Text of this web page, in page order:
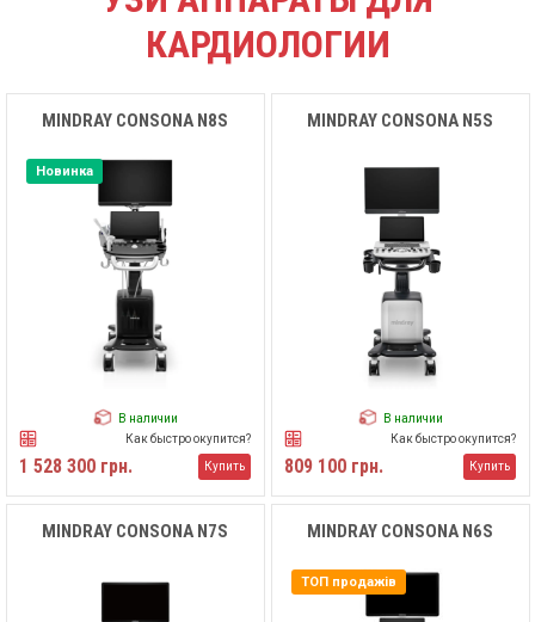
КАРДИОЛОГИИ
MINDRAY CONSONA N8S
Новинка
В наличии
Как быстро окупится?
1 528 300 грн. Купить
MINDRAY CONSONA N5S
В наличии
Как быстро окупится?
809 100 грн. Купить
MINDRAY CONSONA N7S MINDRAY CONSONA N6S
ТОП продажів